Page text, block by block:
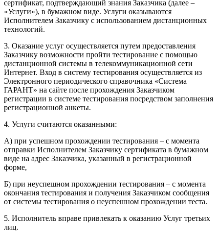
сертификат, подтверждающий знания Заказчика (далее –
«Услуги»), в бумажном виде. Услуги оказываются
Исполнителем Заказчику с использованием дистанционных
технологий.
3. Оказание услуг осуществляется путем предоставления
Заказчику возможности пройти тестирование с помощью
дистанционной системы в телекоммуникационной сети
Интернет. Вход в систему тестирования осуществляется из
Электронного периодического справочника «Система
ГАРАНТ» на сайте после прохождения Заказчиком
регистрации в системе тестирования посредством заполнения
регистрационной анкеты.
4. Услуги считаются оказанными:
А) при успешном прохождении тестирования – с момента
отправки Исполнителем Заказчику сертификата в бумажном
виде на адрес Заказчика, указанный в регистрационной
форме,
Б) при неуспешном прохождении тестирования – с момента
окончания тестирования и получения Заказчиком сообщения
от системы тестирования о неуспешном прохождении теста.
5. Исполнитель вправе привлекать к оказанию Услуг третьих
лиц.